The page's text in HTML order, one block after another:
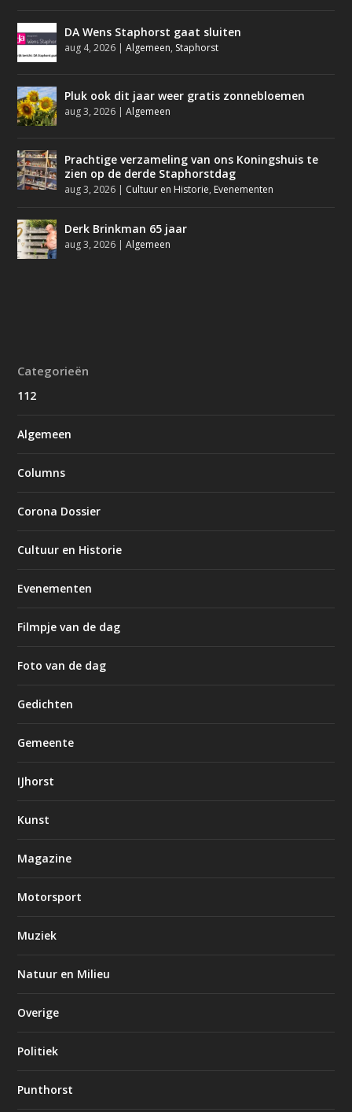
DA Wens Staphorst gaat sluiten
aug 4, 2026 |Algemeen, Staphorst
Pluk ook dit jaar weer gratis zonnebloemen
aug 3, 2026 |Algemeen
Prachtige verzameling van ons Koningshuis te
zien op de derde Staphorstdag
aug 3, 2026 | Cultuur en Historie, Evenementen
Derk Brinkman 65 jaar
aug 3, 2026 |Algemeen
Categorieën
112
Algemeen
Columns
Corona Dossier
Cultuur en Historie
Evenementen
Filmpje van de dag
Foto van de dag
Gedichten
Gemeente
IJhorst
Kunst
Magazine
Motorsport
Muziek
Natuur en Milieu
Overige
Politiek
Punthorst